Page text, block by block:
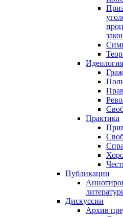
Идеология
Практика
Публикации
Дискуссии
Архив